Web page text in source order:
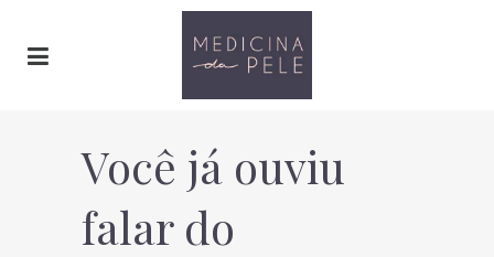
Você já ouviu
falar do